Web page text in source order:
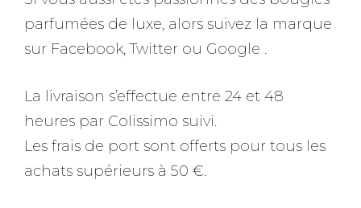
parfumées de luxe, alors suivez la marque
sur Facebook, Twitter ou Google .
La livraison s’effectue entre 24 et 48
heures par Colissimo suivi.
Les frais de port sont offerts pour tous les
achats supérieurs à 50 €.